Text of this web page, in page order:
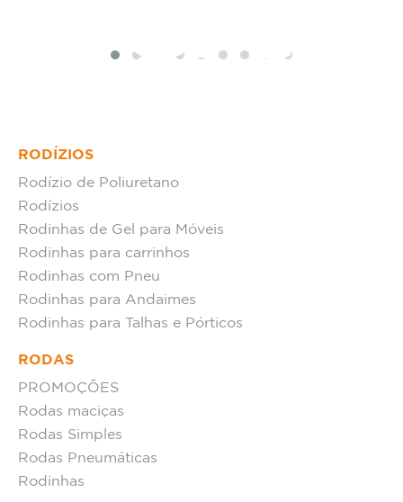
RODÍZIOS
Rodízio de Poliuretano
Rodízios
Rodinhas de Gel para Móveis
Rodinhas para carrinhos
Rodinhas com Pneu
Rodinhas para Andaimes
Rodinhas para Talhas e Pórticos
RODAS
PROMOÇÕES
Rodas maciças
Rodas Simples
Rodas Pneumáticas
Rodinhas